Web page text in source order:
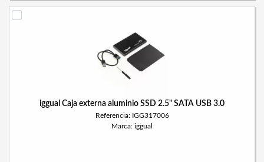
iggual Caja externa aluminio SSD 2.5" SATA USB 3.0
Referencia: IGG317006
Marca: iggual